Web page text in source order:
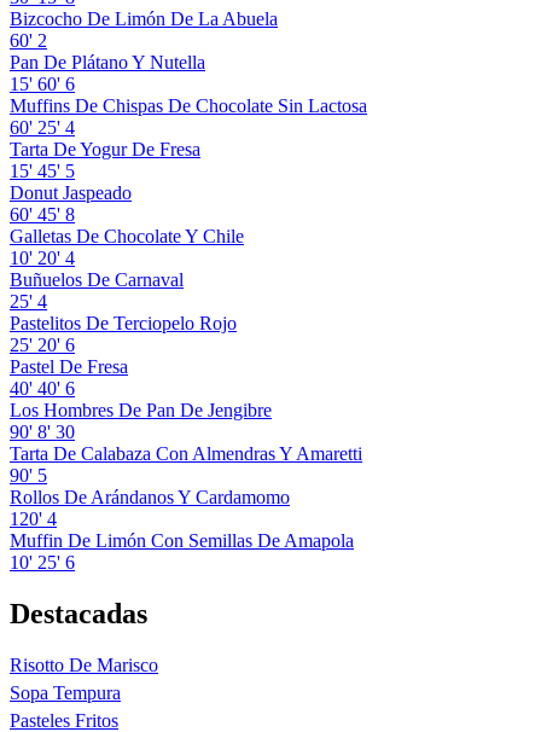
Bizcocho De Limón De La Abuela
60' 2
Pan De Plátano Y Nutella
15' 60' 6
Muffins De Chispas De Chocolate Sin Lactosa
60' 25' 4
Tarta De Yogur De Fresa
15' 45' 5
Donut Jaspeado
60' 45' 8
Galletas De Chocolate Y Chile
10' 20' 4
Buñuelos De Carnaval
25' 4
Pastelitos De Terciopelo Rojo
25' 20' 6
Pastel De Fresa
40' 40' 6
Los Hombres De Pan De Jengibre
90' 8' 30
Tarta De Calabaza Con Almendras Y Amaretti
90' 5
Rollos De Arándanos Y Cardamomo
120' 4
Muffin De Limón Con Semillas De Amapola
10' 25' 6
Destacadas
Risotto De Marisco
Sopa Tempura
Pasteles Fritos